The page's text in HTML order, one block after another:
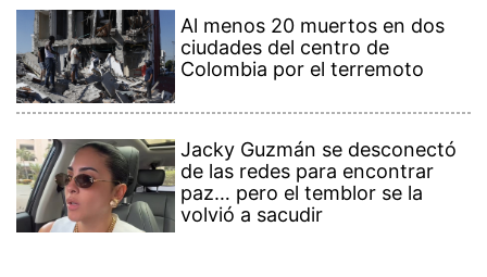
Al menos 20 muertos en dos
ciudades del centro de
Colombia por el terremoto
Jacky Guzmán se desconectó
de las redes para encontrar
paz… pero el temblor se la
volvió a sacudir